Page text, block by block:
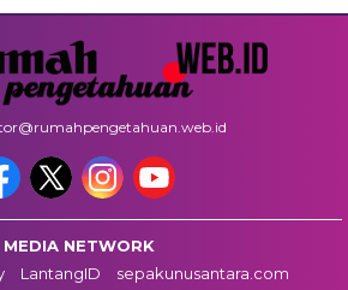
MEDIA NETWORK
LantangID
sepakunusantara.com